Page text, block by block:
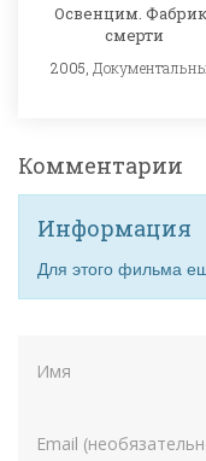
Освенцим.
смерти
2005,
Комментарии
Информация
Для этого фильма